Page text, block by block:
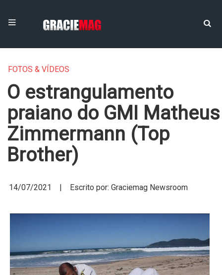
FOTOS & VÍDEOS
O estrangulamento
praiano do GMI Matheus
Zimmermann (Top
Brother)
14/07/2021 | Escrito por: Graciemag Newsroom